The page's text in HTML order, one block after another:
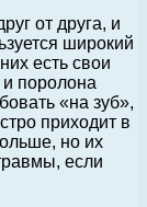
от друга, и
широкий
есть свои
поролона
«на зуб»,
приходит в
но их
если